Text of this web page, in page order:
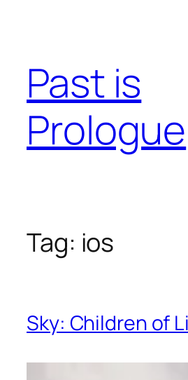
Past is
Prologue
Tag: ios
Sky: Children of